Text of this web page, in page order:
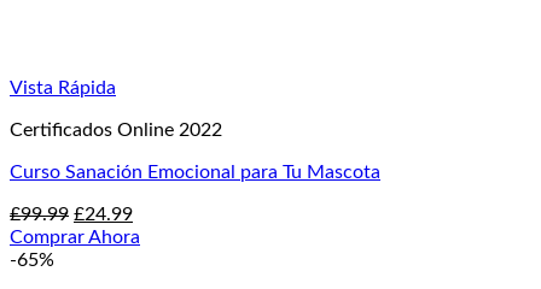
Vista Rápida
Certificados Online 2022
Curso Sanación Emocional para Tu Mascota
£99.99 El
precio
£24.99El
precio
Comprar Ahora
-65%